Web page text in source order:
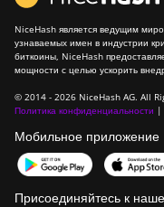
NiceHash является ведущим
узнаваемых имен в индустрии
биткоины, NiceHash
мощности с целью ускорить
© 2014 - 2026 NiceHash AG. All
Политика конфиденциальности |
Мобильное приложение
Присоединяйтесь к